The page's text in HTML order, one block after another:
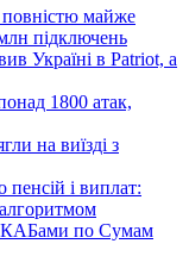
майже
підключень
Україні в Patriot, а
1800 атак,
на виїзді з
і виплат:
КАБами по Сумам